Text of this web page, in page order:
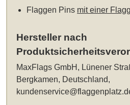
Flaggen Pins mit einer
Hersteller nach
MaxFlags GmbH, Lünener
Bergkamen, Deutschland,